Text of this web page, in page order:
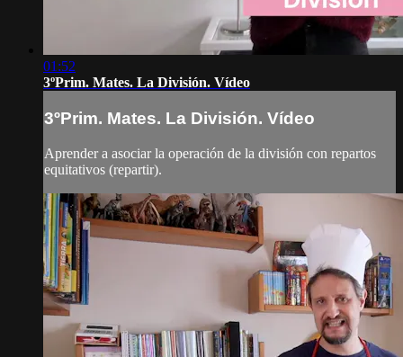
01:52
3ºPrim. Mates. La División. Vídeo
3ºPrim. Mates. La División. Vídeo
Aprender a asociar la operación de la división con repartos
equitativos (repartir).